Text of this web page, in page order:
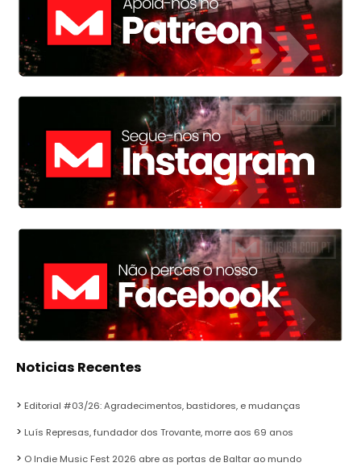
Noticias Recentes
Editorial #03/26: Agradecimentos, bastidores, e mudanças
Luís Represas, fundador dos Trovante, morre aos 69 anos
O Indie Music Fest 2026 abre as portas de Baltar ao mundo